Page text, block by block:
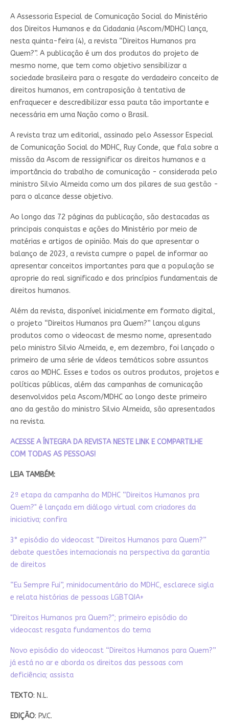
A Assessoria Especial de Comunicação Social do Ministério
dos Direitos Humanos e da Cidadania (Ascom/MDHC) lança,
nesta quinta-feira (4), a revista “Direitos Humanos pra
Quem?”. A publicação é um dos produtos do projeto de
mesmo nome, que tem como objetivo sensibilizar a
sociedade brasileira para o resgate do verdadeiro conceito de
direitos humanos, em contraposição à tentativa de
enfraquecer e descredibilizar essa pauta tão importante e
necessária em uma Nação como o Brasil.
A revista traz um editorial, assinado pelo Assessor Especial
de Comunicação Social do MDHC, Ruy Conde, que fala sobre a
missão da Ascom de ressignificar os direitos humanos e a
importância do trabalho de comunicação - considerada pelo
ministro Silvio Almeida como um dos pilares de sua gestão -
para o alcance desse objetivo.
Ao longo das 72 páginas da publicação, são destacadas as
principais conquistas e ações do Ministério por meio de
matérias e artigos de opinião. Mais do que apresentar o
balanço de 2023, a revista cumpre o papel de informar ao
apresentar conceitos importantes para que a população se
aproprie do real significado e dos princípios fundamentais de
direitos humanos.
Além da revista, disponível inicialmente em formato digital,
o projeto “Direitos Humanos pra Quem?” lançou alguns
produtos como o videocast de mesmo nome, apresentado
pelo ministro Silvio Almeida, e, em dezembro, foi lançado o
primeiro de uma série de vídeos temáticos sobre assuntos
caros ao MDHC. Esses e todos os outros produtos, projetos e
políticas públicas, além das campanhas de comunicação
desenvolvidos pela Ascom/MDHC ao longo deste primeiro
ano da gestão do ministro Silvio Almeida, são apresentados
na revista.
ACESSE A ÍNTEGRA DA REVISTA NESTE LINK E COMPARTILHE
COM TODAS AS PESSOAS!
LEIA TAMBÉM:
2ª etapa da campanha do MDHC “Direitos Humanos pra
Quem?" é lançada em diálogo virtual com criadores da
iniciativa; confira
3° episódio do videocast “Direitos Humanos para Quem?”
debate questões internacionais na perspectiva da garantia
de direitos
“Eu Sempre Fui”, minidocumentário do MDHC, esclarece sigla
e relata histórias de pessoas LGBTQIA+
"Direitos Humanos pra Quem?"; primeiro episódio do
videocast resgata fundamentos do tema
Novo episódio do videocast “Direitos Humanos para Quem?”
já está no ar e aborda os direitos das pessoas com
deficiência; assista
TEXTO: N.L.
EDIÇÃO: P.V.C.